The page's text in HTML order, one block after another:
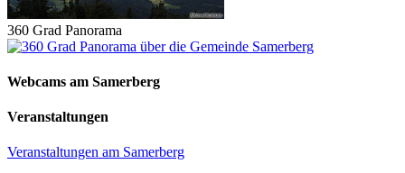
360 Grad Panorama
Webcams am Samerberg
Veranstaltungen
Veranstaltungen am Samerberg